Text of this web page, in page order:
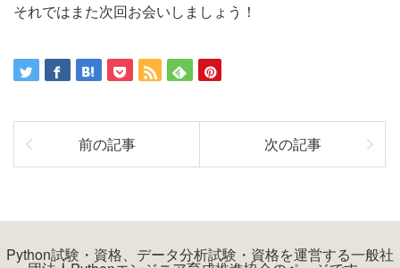
それではまた次回お会いしましょう！
前の記事 次の記事
Python試験・資格、データ分析試験・資格を運営する一般社